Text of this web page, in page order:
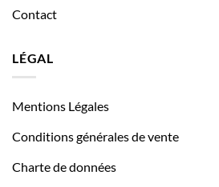
Contact
LÉGAL
Mentions Légales
Conditions générales de vente
Charte de données